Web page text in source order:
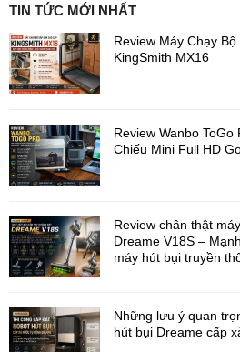
Luồng gió mạnh mẽ 700m³/h
Tăng hiệu quả làm mát toàn bộ căn
Công Nghệ Inverter DC
Kiệm Điện Hiệu Quả
Máy được trang bị hệ thống biến tần
soát công suất chính xác, duy trì nhiệt
hao điện năng.
Tiết kiệm điện vượt trội
Hoạt động ổn định
Giảm tiếng ồn
Tăng tuổi thọ máy nén
Duy trì nhiệt độ dễ chịu liên tục
TIN TỨC MỚI NHẤT
Review Máy Chạy
KingSmith MX16
Review Wanbo
Chiếu Mini Full HD
Review chân thật
Dreame V18S –
máy hút bụi truyền
Những lưu ý quan
hút bụi Dreame cấp